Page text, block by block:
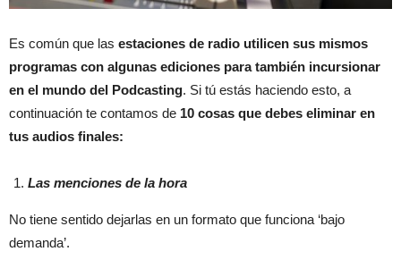
Es común que las estaciones de radio utilicen sus mismos
programas con algunas ediciones para también incursionar
en el mundo del Podcasting. Si tú estás haciendo esto, a
continuación te contamos de 10 cosas que debes eliminar en
tus audios finales:
Las menciones de la hora
No tiene sentido dejarlas en un formato que funciona ‘bajo
demanda’.